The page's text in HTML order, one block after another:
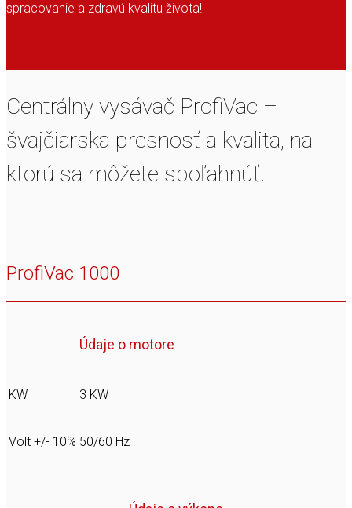
spracovanie a zdravú kvalitu života!
Centrálny vysávač ProfiVac –
švajčiarska presnosť a kvalita, na
ktorú sa môžete spoľahnúť!
ProfiVac 1000
Údaje o motore
KW 3 KW
Volt +/- 10% 50/60 Hz